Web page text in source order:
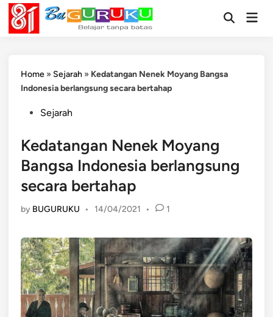
Skip
content
OpenMain
Home » Sejarah » Kedatangan Nenek Moyang Bangsa
Indonesia berlangsung secara bertahap
PostedSejarah
Kedatangan Nenek Moyang
Bangsa Indonesia berlangsung
secara bertahap
by BUGURUKU • 14/04/2021 • 1